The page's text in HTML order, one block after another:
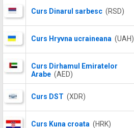
Curs Dinarul sarbesc (RSD)
Curs Hryvna ucraineana (UAH)
Curs Dirhamul Emiratelor
Arabe (AED)
Curs DST (XDR)
Curs Kuna croata (HRK)